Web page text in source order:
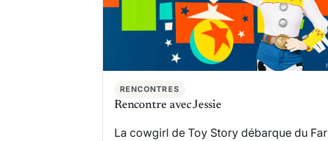
RENCONTRES
Rencontre avec Jessie
La cowgirl de Toy Storydébarque du Far